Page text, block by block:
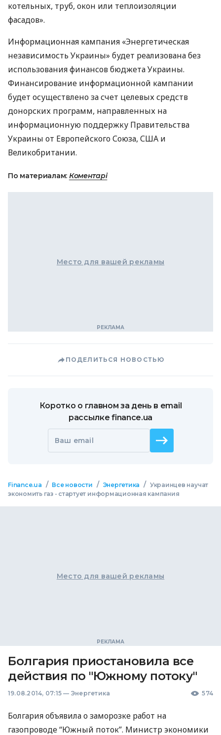
котельных, труб, окон или теплоизоляции
фасадов».
Информационная кампания «Энергетическая
независимость Украины» будет реализована без
использования финансов бюджета Украины.
Финансирование информационной кампании
будет осуществлено за счет целевых средств
донорских программ, направленных на
информационную поддержку Правительства
Украины от Европейского Союза, США и
Великобритании.
По материалам: Коментарі
Место для вашей рекламы
ПОДЕЛИТЬСЯ НОВОСТЬЮ
Коротко о главном за день в email
рассылке finance.ua
Ваш email
Finance.ua / Все новости / Энергетика / Украинцев научат
экономить газ - стартует информационная кампания
Место для вашей рекламы
Болгария приостановила все
действия по "Южному потоку"
19.08.2014, 07:15 — Энергетика 574
Болгария объявила о заморозке работ на
газопроводе “Южный поток”. Министр экономики